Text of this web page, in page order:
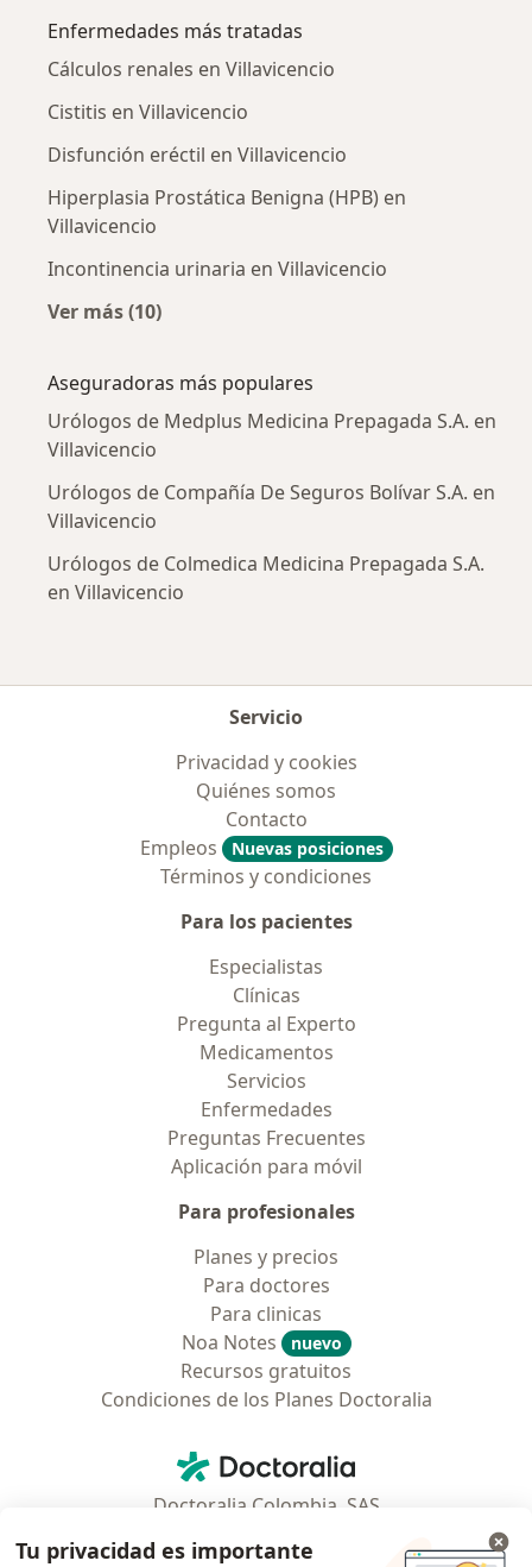
Enfermedades más tratadas
Cálculos renales en Villavicencio
Cistitis en Villavicencio
Disfunción eréctil en Villavicencio
Hiperplasia Prostática Benigna (HPB) en
Villavicencio
Incontinencia urinaria en Villavicencio
Ver más (10)
Aseguradoras más populares
Urólogos de Medplus Medicina Prepagada S.A. en
Villavicencio
Urólogos de Compañía De Seguros Bolívar S.A. en
Villavicencio
Urólogos de Colmedica Medicina Prepagada S.A.
en Villavicencio
Servicio
Privacidad y cookies
Quiénes somos
Contacto
Empleos
Nuevas posiciones
Términos y condiciones
Para los pacientes
Especialistas
Clínicas
Pregunta al Experto
Medicamentos
Servicios
Enfermedades
Preguntas Frecuentes
Aplicación para móvil
Para profesionales
Planes y precios
Para doctores
Para clinicas
Noa Notes
nuevo
Recursos gratuitos
Condiciones de los Planes Doctoralia
Doctoralia - Página de inicio
Doctoralia Colombia, SAS
Tu privacidad es importante